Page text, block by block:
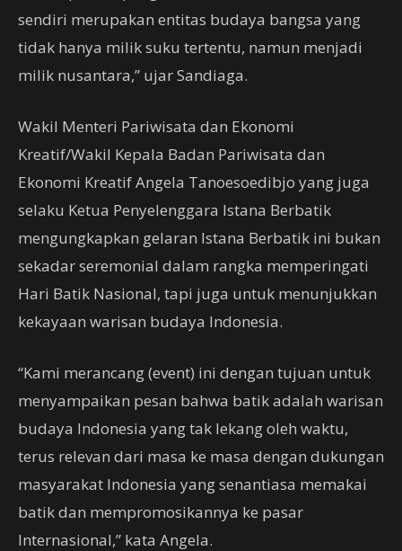
sendiri merupakan entitas budaya bangsa yang
tidak hanya milik suku tertentu, namun menjadi
milik nusantara,” ujar Sandiaga.
Wakil Menteri Pariwisata dan Ekonomi
Kreatif/Wakil Kepala Badan Pariwisata dan
Ekonomi Kreatif Angela Tanoesoedibjo yang juga
selaku Ketua Penyelenggara Istana Berbatik
mengungkapkan gelaran Istana Berbatik ini bukan
sekadar seremonial dalam rangka memperingati
Hari Batik Nasional, tapi juga untuk menunjukkan
kekayaan warisan budaya Indonesia.
“Kami merancang (event) ini dengan tujuan untuk
menyampaikan pesan bahwa batik adalah warisan
budaya Indonesia yang tak lekang oleh waktu,
terus relevan dari masa ke masa dengan dukungan
masyarakat Indonesia yang senantiasa memakai
batik dan mempromosikannya ke pasar
Internasional,” kata Angela.